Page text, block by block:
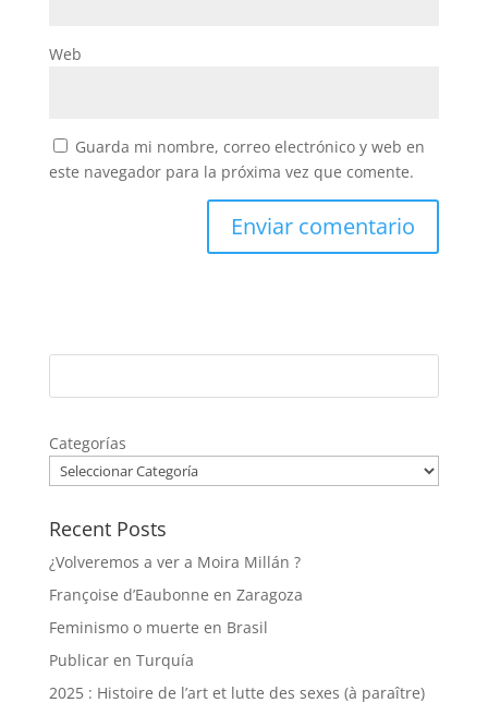
Web
Guarda mi nombre, correo electrónico y web en
este navegador para la próxima vez que comente.
Categorías
Recent Posts
¿Volveremos a ver a Moira Millán ?
Françoise d’Eaubonne en Zaragoza
Feminismo o muerte en Brasil
Publicar en Turquía
2025 : Histoire de l’art et lutte des sexes (à paraître)